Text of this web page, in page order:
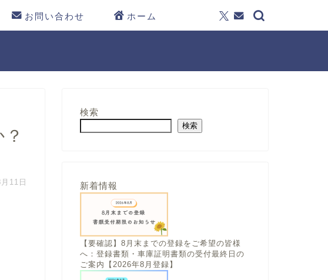
お問い合わせ ホーム
11日
検索
検索
新着情報
【要確認】8月末までの登録をご希望の皆様
へ：登録書類・車庫証明書類の受付最終日の
ご案内【2026年8月登録】